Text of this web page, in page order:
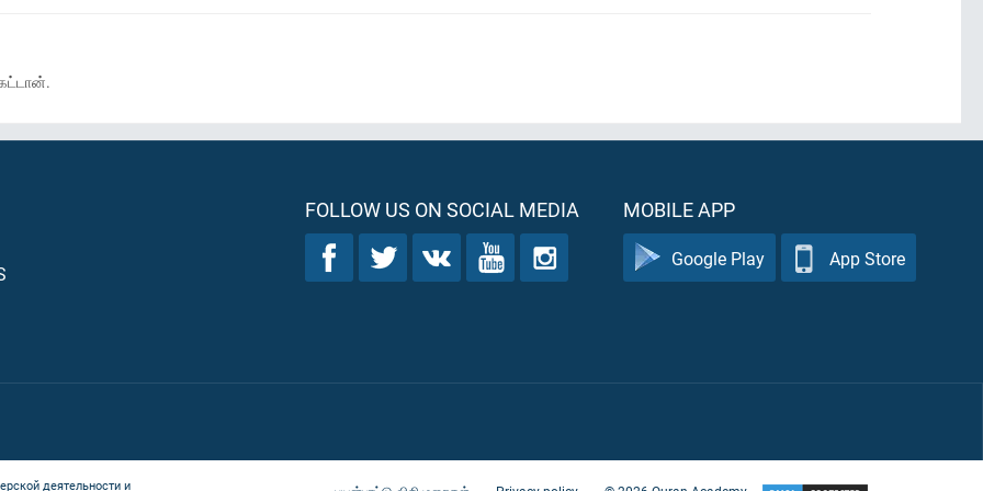
FOLLOW US ON SOCIAL MEDIA MOBILE APP
Google Play App Store
деятельности и